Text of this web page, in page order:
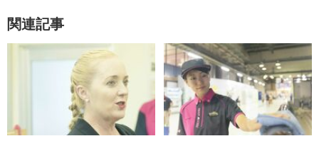
関連記事